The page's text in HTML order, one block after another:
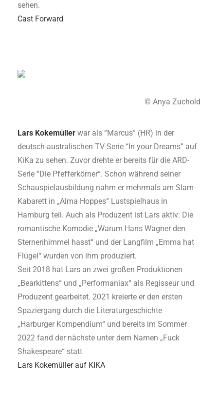
sehen.
Cast Forward
© Anya Zuchold
Lars Kokemüller war als “Marcus” (HR) in der
deutsch-australischen TV-Serie “In your Dreams” auf
KiKa zu sehen. Zuvor drehte er bereits für die ARD-
Serie “Die Pfefferkörner“. Schon während seiner
Schauspielausbildung nahm er mehrmals am Slam-
Kabarett in „Alma Hoppes“ Lustspielhaus in
Hamburg teil. Auch als Produzent ist Lars aktiv: Die
romantische Komodie „Warum Hans Wagner den
Sternenhimmel hasst“ und der Langfilm „Emma hat
Flügel“ wurden von ihm produziert.
Seit 2018 hat Lars an zwei großen Produktionen
„Bearkittens“ und „Performaniax“ als Regisseur und
Produzent gearbeitet. 2021 kreierte er den ersten
Spaziergang durch die Literaturgeschichte
„Harburger Kompendium“ und bereits im Sommer
2022 fand der nächste unter dem Namen „Fuck
Shakespeare“ statt
Lars Kokemüller auf KIKA